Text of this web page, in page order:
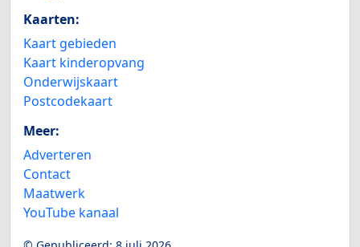
Kaarten:
Kaart gebieden
Kaart kinderopvang
Onderwijskaart
Postcodekaart
Meer:
Adverteren
Contact
Maatwerk
YouTube kanaal